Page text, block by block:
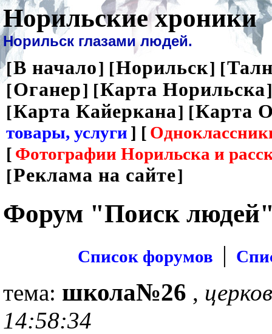
Норильские хроники
Норильск глазами людей.
[В начало] [Норильск] [
[Оганер] [Карта Норильска
[Карта Кайеркана] [Карта
товары, услуги ] [
[ Фотографии Норильска и
[Реклама на сайте]
Форум "Поиск
Список форумов |
тема: школа№26 ,
14:58:34